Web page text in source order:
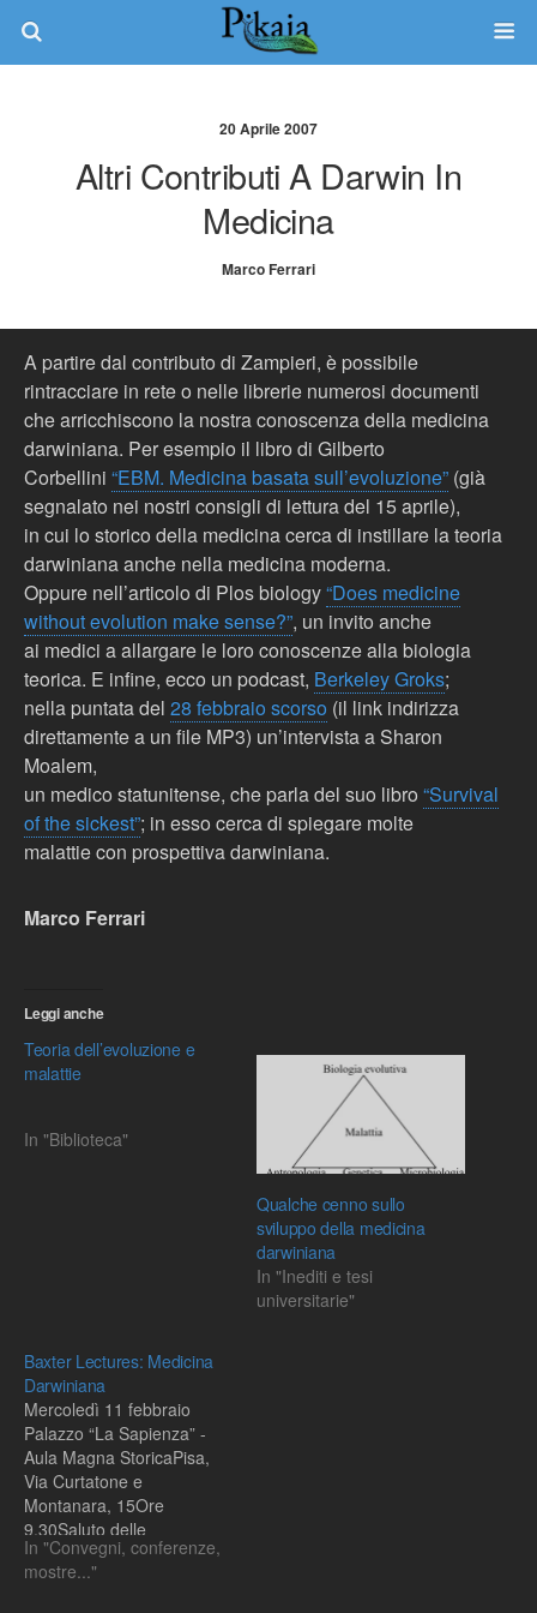
20 Aprile 2007
Altri Contributi A Darwin In
Medicina
Marco Ferrari
A partire dal contributo di Zampieri, è possibile
rintracciare in rete o nelle librerie numerosi documenti
che arricchiscono la nostra conoscenza della medicina
darwiniana. Per esempio il libro di Gilberto
Corbellini “EBM. Medicina basata sull’evoluzione” (già
segnalato nei nostri consigli di lettura del 15 aprile),
in cui lo storico della medicina cerca di instillare la teoria
darwiniana anche nella medicina moderna.
Oppure nell’articolo di Plos biology“Does medicine
without evolution make sense?”, un invito anche
ai medici a allargare le loro conoscenze alla biologia
teorica. E infine, ecco un podcast, Berkeley Groks;
nella puntata del 28 febbraio scorso (il link indirizza
direttamente a un file MP3) un’intervista a Sharon
Moalem,
un medico statunitense, che parla del suo libro “Survival
of the sickest”; in esso cerca di spiegare molte
malattie con prospettiva darwiniana.
Marco Ferrari
Leggi anche
Teoria dell’evoluzione e
malattie
In "Biblioteca"
Qualche cenno sullo
sviluppo della medicina
darwiniana
In "Inediti e tesi
universitarie"
Baxter Lectures: Medicina
Darwiniana
Mercoledì 11 febbraio
Palazzo “La Sapienza” -
Aula Magna StoricaPisa,
Via Curtatone e
Montanara, 15Ore
9.30Saluto delle
autoritàOre 9.45Gilberto
Corbellini, Dipartimento di
In "Convegni, conferenze,
mostre..."